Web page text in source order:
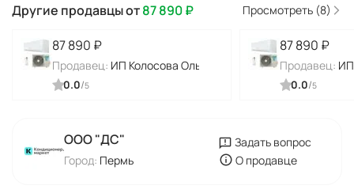
Другие продавцы от87 890₽ Просмотреть (8)
87 890 ₽
Продавец: ИП Колосова Ольга Алексеевна
0.0/5
87 890 ₽
Продавец:
0.0/5
ООО "ДC"
Город: Пермь
Задать вопрос
О продавце